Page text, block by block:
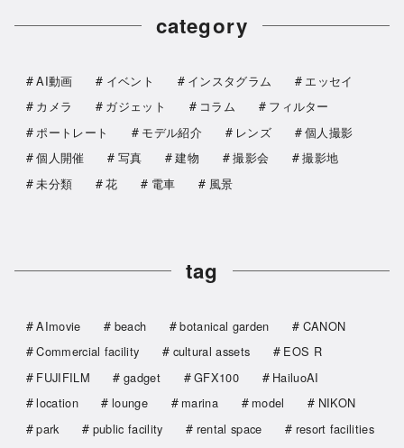
category
AI動画 イベント インスタグラム
エッセイ
カメラ
ガジェット コラム
フィルター
ポートレート
モデル紹介 レンズ
個人撮影
個人開催
写真 建物 撮影会
撮影地
未分類
花 電車 風景
tag
AImovie beach botanical garden
CANON
Commercial facility
cultural assets
EOS R
FUJIFILM
gadget GFX100
HailuoAI
location
lounge marina model
NIKON
park
public facility rental space
resort facilities